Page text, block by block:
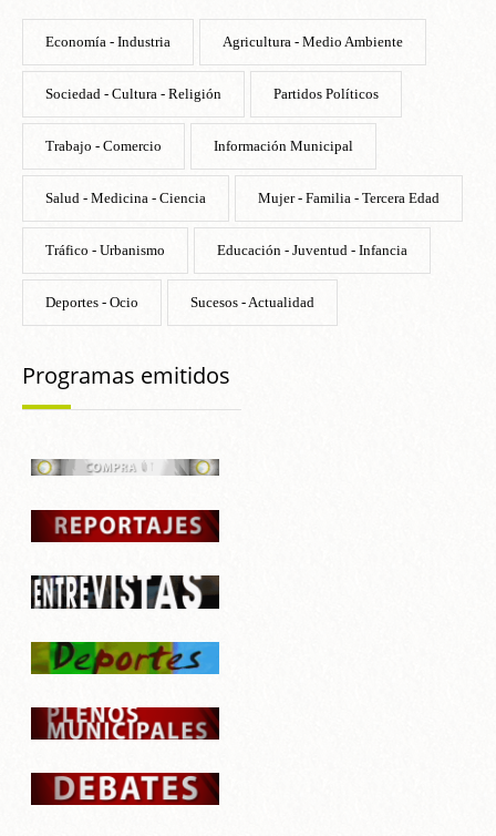
Economía - Industria Agricultura - Medio Ambiente
Sociedad - Cultura - Religión Partidos Políticos
Trabajo - Comercio Información Municipal
Salud - Medicina - Ciencia Mujer - Familia - Tercera Edad
Tráfico - Urbanismo Educación - Juventud - Infancia
Deportes - Ocio Sucesos - Actualidad
Programas emitidos